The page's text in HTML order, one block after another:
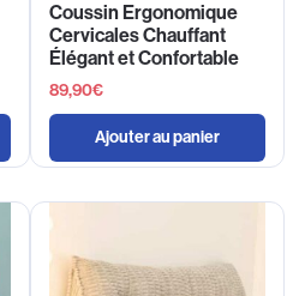
Coussin Ergonomique
Cervicales Chauffant
Élégant et Confortable
89,90€
Ajouter au panier